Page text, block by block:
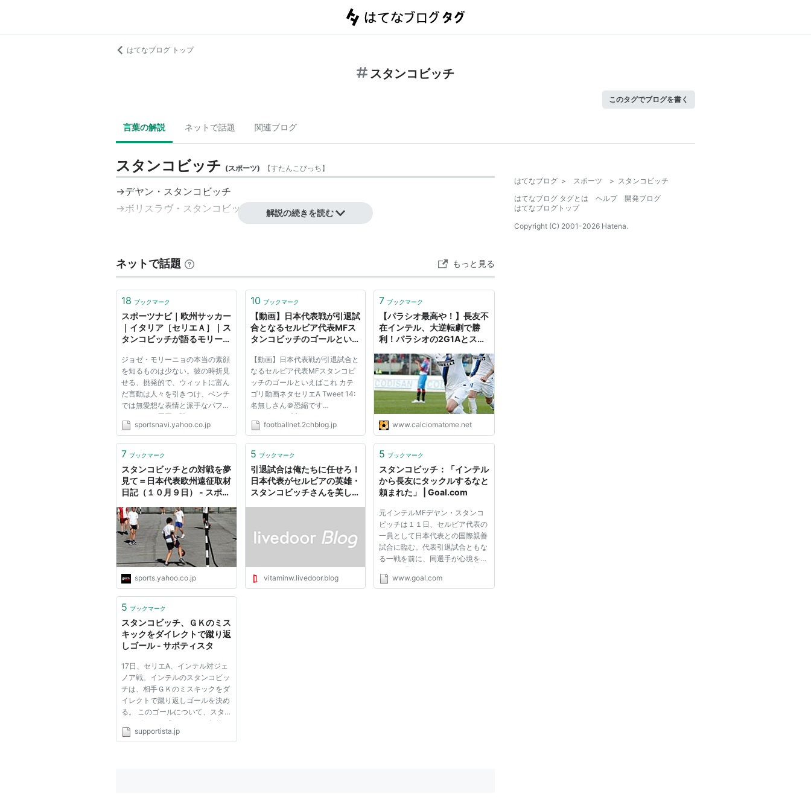
はてなブログ トップ
スタンコビッチ
このタグでブログを書く
言葉の解説 ネットで話題 関連ブログ
スタンコビッチ (スポーツ) 【すたんこびっち】
→デヤン・スタンコビッチ
→ボリスラヴ・スタンコビッチ 解説の続きを読む
ネットで話題 もっと見る
18 ブックマーク
スポーツナビ｜欧州サッカー
｜イタリア［セリエＡ］｜ス
タンコビッチが語るモリーニ
ジョゼ・モリーニョの本当の素顔
を知るものは少ない。彼の時折見
せる、挑発的で、ウィットに富ん
だ言動は人々を引きつけ、ベンチ
では無愛想な表情と派手なパフォ
ーマンスで周囲を驚かす。モリー
ニョは過去に、ＦＣポルトを率い
チェルシーでは数々のタイトルを
獲得した。新天地のセリエＡ...
sportsnavi.yahoo.co.jp
10 ブックマーク
【動画】日本代表戦が引退試
合となるセルビア代表MFス
タンコビッチのゴールといえ
【動画】日本代表戦が引退試合と
なるセルビア代表MFスタンコビ
ッチのゴールといえばこれ カテ
ゴリ動画ネタセリエA Tweet 14:
名無しさん＠恐縮です
2013/10/09(水) 11:35:36.94
ID:qbWN3YBZ0
h?v=pw1RFeGTtdY スポンサー
日本戦で引退のｾﾙﾋﾞｱ代表ｽﾀﾝｺﾋﾞｯ
ﾁ「 ｲﾝ...
footballnet.2chblog.jp
7 ブックマーク
【パラシオ最高や！】長友不
在インテル、大逆転劇で勝
利！パラシオの2G1Aとスタ
アから白星（関連スレまと
め）
www.calciomatome.net
7 ブックマーク
スタンコビッチとの対戦を夢
見て＝日本代表欧州遠征取材
日記（１０月９日） - スポー
sports.yahoo.co.jp
5 ブックマーク
引退試合は俺たちに任せろ！
日本代表がセルビアの英雄・
スタンコビッチさんを美しく
vitaminw.livedoor.blog
5 ブックマーク
スタンコビッチ：「インテル
から長友にタックルするなと
頼まれた」 | Goal.com
元インテルMFデヤン・スタンコ
ビッチは１１日、セルビア代表の
一員として日本代表との国際親善
試合に臨む。代表引退試合ともな
る一戦を前に、同選手が心境を語
った。 現在、サボ・ミロセビッ
チ氏と並ぶ通算１０２キャップを
www.goal.com
5 ブックマーク
スタンコビッチ、ＧＫのミス
キックをダイレクトで蹴り返
しゴール - サポティスタ
17日、セリエA、インテル対ジェ
ノア戦。インテルのスタンコビッ
チは、相手ＧＫのミスキックをダ
イレクトで蹴り返しゴールを決め
る。 このゴールについて、スタ
ンコビッチは「１０～１５年後に
なっても、子供たちに聞かせられ
supportista.jp
はてなブログ > スポーツ > スタンコビッチ
はてなブログ タグとは
ヘルプ
開発ブログ
はてなブログトップ
Copyright (C) 2001-2026 Hatena.